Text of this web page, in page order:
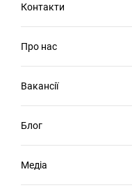
Контакти
Про нас
Вакансії
Блог
Медіа